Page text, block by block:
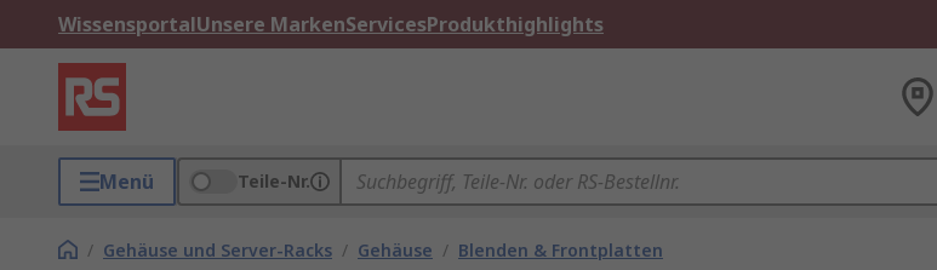
WissensportalUnsere MarkenServicesProdukthighlights
Menü Teile-Nr.
/ Gehäuse und Server-Racks / Gehäuse / Blenden & Frontplatten